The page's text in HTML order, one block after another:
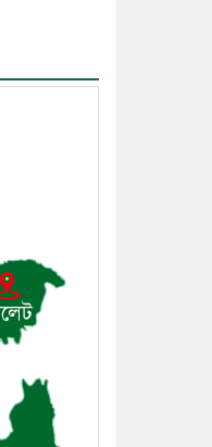
সজল
ড.